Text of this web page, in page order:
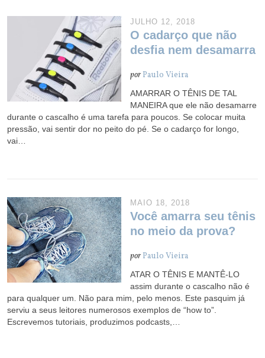
JULHO 12, 2018
O cadarço que não
desfia nem desamarra
porPaulo Vieira
AMARRAR O TÊNIS DE TAL
MANEIRA que ele não desamarre
durante o cascalho é uma tarefa para poucos. Se colocar muita
pressão, vai sentir dor no peito do pé. Se o cadarço for longo,
vai…
MAIO 18, 2018
Você amarra seu tênis
no meio da prova?
porPaulo Vieira
ATAR O TÊNIS E MANTÊ-LO
assim durante o cascalho não é
para qualquer um. Não para mim, pelo menos. Este pasquim já
serviu a seus leitores numerosos exemplos de “how to”.
Escrevemos tutoriais, produzimos podcasts,…